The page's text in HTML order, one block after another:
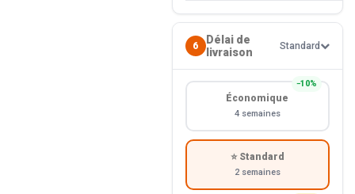
6
Délai de
livraison
Standard
−10%
Économique
4 semaines
⭐ Standard
2 semaines